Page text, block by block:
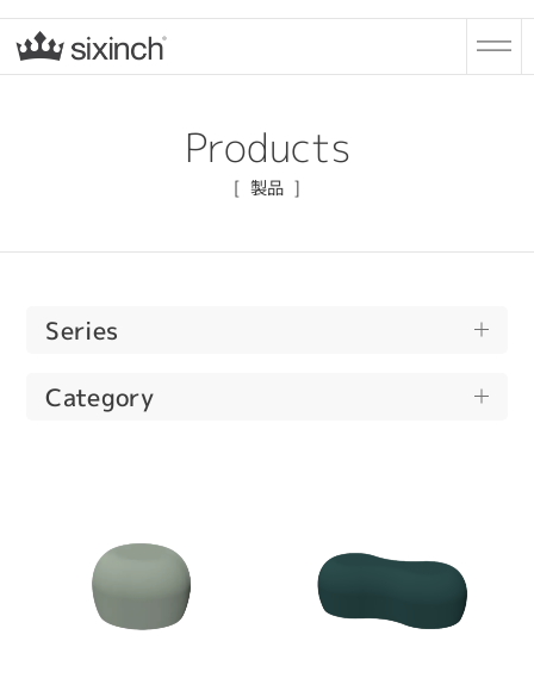
Products
製品
Series
Bead
Rock elements
Cliffy
Category
Seats & Sofas
Seats & Poufs